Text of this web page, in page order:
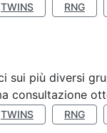
TWINS RNG
sui più diversi
consultazione
TWINS RNG